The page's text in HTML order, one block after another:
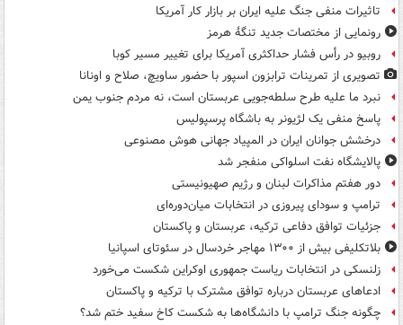
تاثیرات منفی جنگ علیه ایران بر بازار کار آمریکا
رونمایی از مختصات جدید تنگۀ هرمز
روبیو در رأس فشار حداکثری آمریکا برای تغییر مسیر کوبا
تصویری از تمرینات ترابزون اسپور با حضور ساویچ، صلاح و اونانا
نبرد ما علیه طرح سلطه‌جویی عربستان است، نه مردم جنوب یمن
پاسخ منفی یک لژیونر به باشگاه پرسپولیس
درخشش جوانان ایران در المپیاد جهانی هوش مصنوعی
پالایشگاه نفت اسلواکی منفجر شد
دور هفتم مذاکرات لبنان و رژیم صهیونیستی
ترامپ و سودای پیروزی در انتخابات میان‌دوره‌ای
جزئیات توافق دفاعی ترکیه، عربستان و پاکستان
بلاتکلیفی بیش از ۱۳۰۰ مهاجر خردسال در سئوتای اسپانیا
زلنسکی در انتخابات ریاست جمهوری اوکراین شکست می‌خورد
ادعاهای عربستان درباره توافق مشترک با ترکیه و پاکستان
چگونه جنگ ترامپ با دانشگاه‌ها به شکست کاخ سفید ختم شد؟